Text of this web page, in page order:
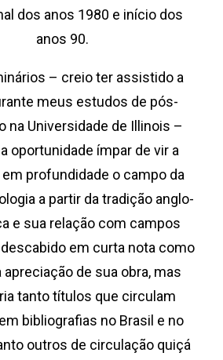
dos anos 1980 e início dos
anos 90.
– creio ter assistido a
meus estudos de pós-
na Universidade de Illinois –
oportunidade ímpar de vir a
profundidade o campo da
a partir da tradição anglo-
e sua relação com campos
em curta nota como
apreciação de sua obra, mas
tanto títulos que circulam
bibliografias no Brasil e no
outros de circulação quiçá